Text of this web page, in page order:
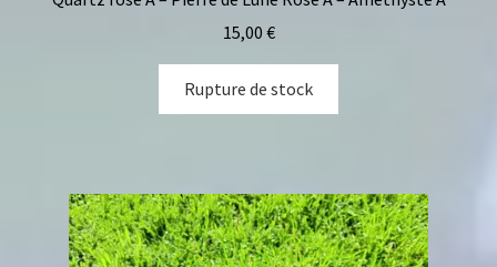
15,00 €
Rupture de stock